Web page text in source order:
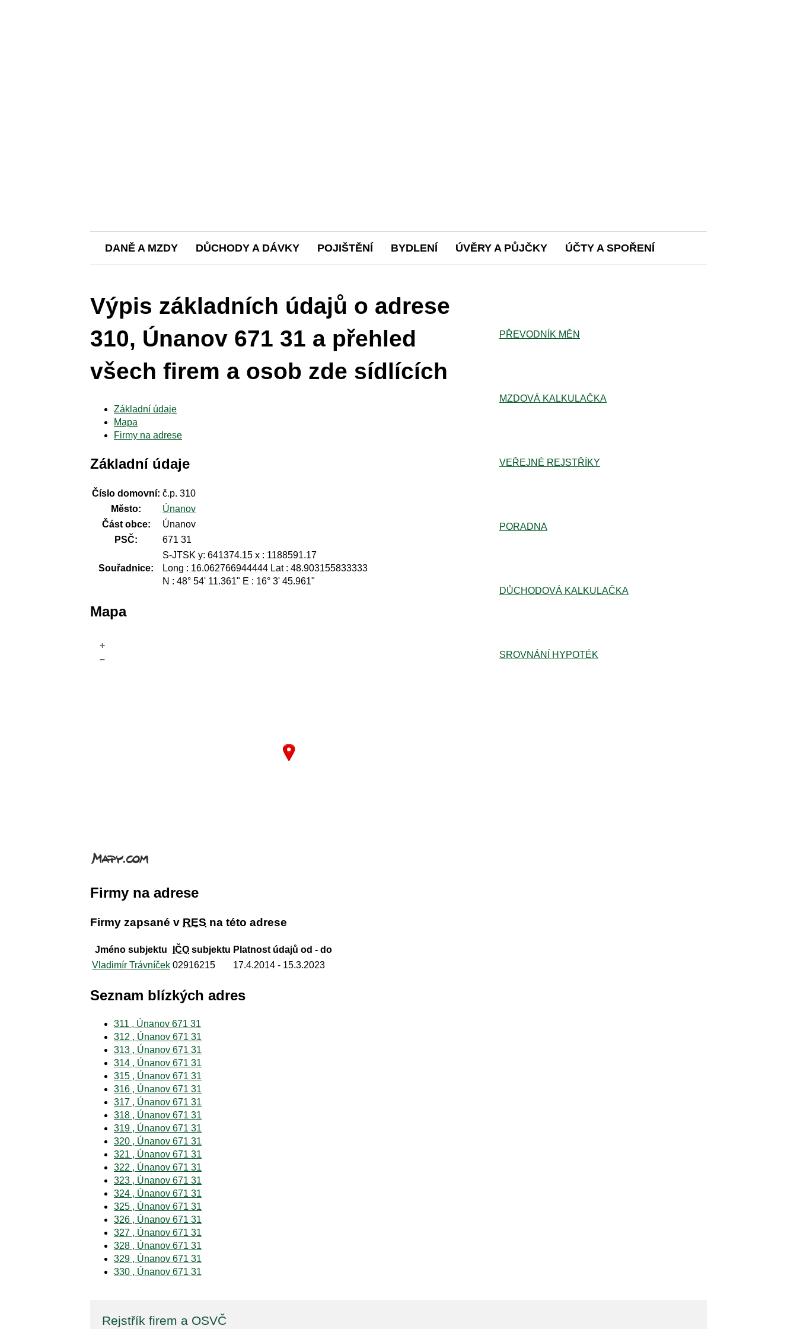
DANĚ A MZDY DŮCHODY A DÁVKY POJIŠTĚNÍ BYDLENÍ ÚVĚRY A PŮJČKY ÚČTY A SPOŘENÍ
Výpis základních údajů o adrese
310, Únanov 671 31 a přehled
všech firem a osob zde sídlících
Základní údaje
Mapa
Firmy na adrese
Základní údaje
Číslo domovní: č.p. 310
Město:
Únanov
Část obce:
Únanov
PSČ:
671 31
Souřadnice:
S-JTSK y: 641374.15 x : 1188591.17
Long : 16.062766944444 Lat : 48.903155833333
N : 48° 54' 11.361" E : 16° 3' 45.961"
Mapa
+
–
Firmy na adrese
Firmy zapsané v RES na této adrese
Jméno subjektu IČO subjektu Platnost údajů od - do
Vladimír Trávníček 02916215 17.4.2014 - 15.3.2023
Seznam blízkých adres
311 , Únanov 671 31
312 , Únanov 671 31
313 , Únanov 671 31
314 , Únanov 671 31
315 , Únanov 671 31
316 , Únanov 671 31
317 , Únanov 671 31
318 , Únanov 671 31
319 , Únanov 671 31
320 , Únanov 671 31
321 , Únanov 671 31
322 , Únanov 671 31
323 , Únanov 671 31
324 , Únanov 671 31
325 , Únanov 671 31
326 , Únanov 671 31
327 , Únanov 671 31
328 , Únanov 671 31
329 , Únanov 671 31
330 , Únanov 671 31
PŘEVODNÍK MĚN
MZDOVÁ KALKULAČKA
VEŘEJNÉ REJSTŘÍKY
PORADNA
DŮCHODOVÁ KALKULAČKA
SROVNÁNÍ HYPOTÉK
Rejstřík firem a OSVČ